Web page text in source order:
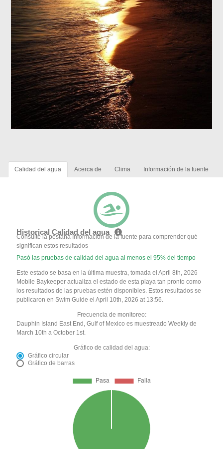
Calidad del agua Acerca de Clima Información de la fuente
Historical Calidad del agua
Consulte la pestaña Información de la fuente para comprender qué
significan estos resultados
Pasó las pruebas de calidad del agua al menos el 95% del tiempo
Este estado se basa en la última muestra, tomada el April 8th, 2026
Mobile Baykeeper actualiza el estado de esta playa tan pronto como
los resultados de las pruebas estén disponibles. Estos resultados se
publicaron en Swim Guide el April 10th, 2026 at 13:56.
Frecuencia de monitoreo:
Dauphin Island East End, Gulf of Mexico es muestreado Weekly de
March 10th a October 1st.
Gráfico de calidad del agua:
Gráfico circular
Gráfico de barras